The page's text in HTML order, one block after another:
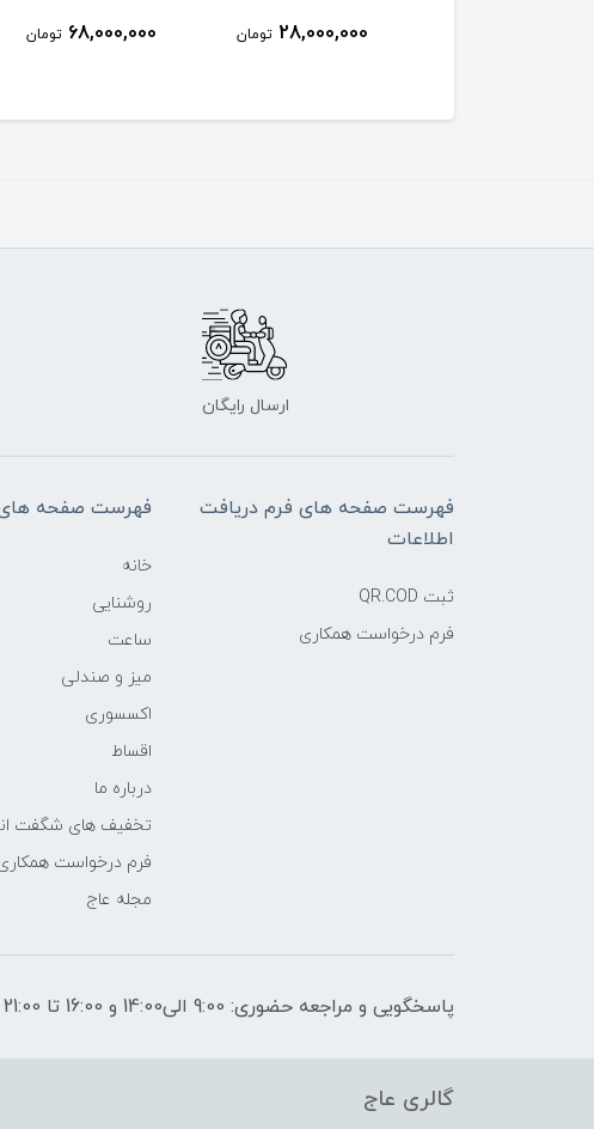
28,000,000 تومان 68,000,000 تومان
ارسال رایگان
فهرست صفحه های فرم دریافت
اطلاعات
ثبت QR.COD
فرم درخواست همکاری
فهرست صفحه
خانه
روشنایی
ساعت
میز و صندلی
اکسسوری
اقساط
درباره ما
تخفیف های شگفت
فرم درخواست
مجله عاج
پاسخگویی و مراجعه حضوری: 9:00 الی14:00 و 16:00 تا 21:00
گالری عاج